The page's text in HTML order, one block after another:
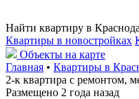
Найти квартиру в
Квартиры в новостройках
Объекты на карте
Главная • Квартиры в
2-к квартира с ремонтом,
Размещено 2 года назад